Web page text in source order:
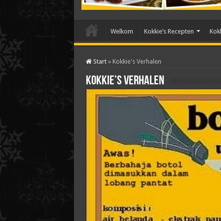
Welkom Kokkie’s Recepten
Start » Kokkie's Verhalen
Kokkie’s Verhalen